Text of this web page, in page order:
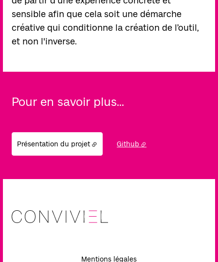
sensible afin que cela soit une démarche
créative qui conditionne la création de l’outil,
et non l'inverse.
Pour en savoir plus...
Présentation du projet Github
Mentions légales